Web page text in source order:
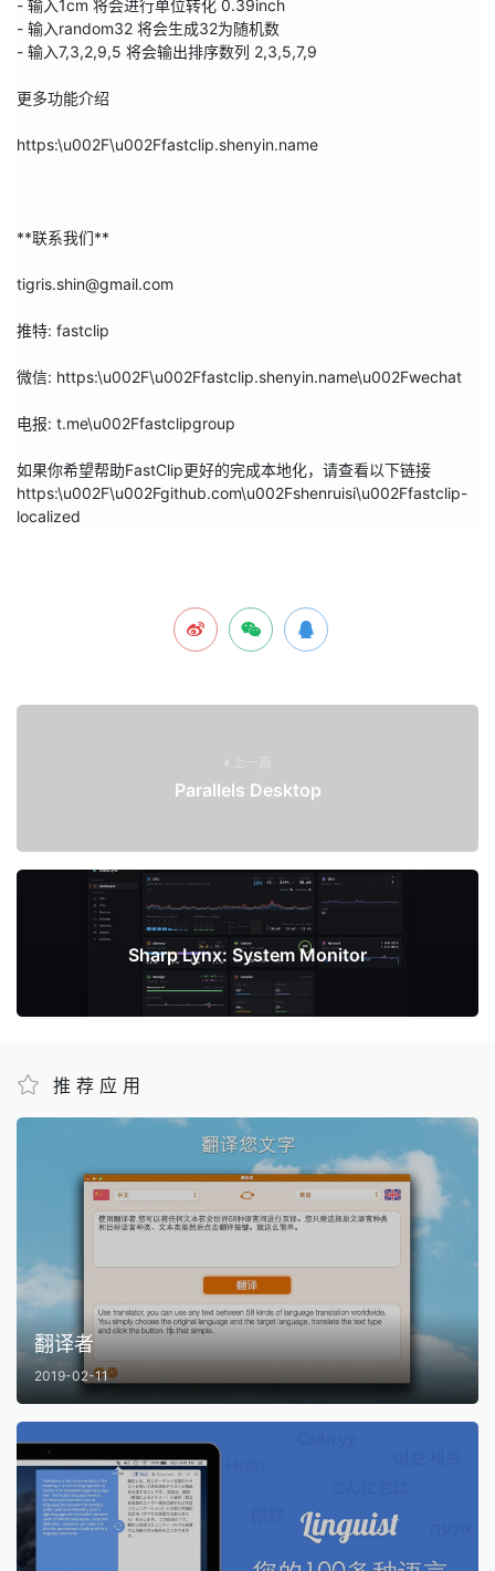
- 输入1cm 将会进行单位转化 0.39inch
- 输入random32 将会生成32为随机数
- 输入7,3,2,9,5 将会输出排序数列 2,3,5,7,9
更多功能介绍
https:\u002F\u002Ffastclip.shenyin.name
**联系我们**
tigris.shin@gmail.com
推特: fastclip
微信: https:\u002F\u002Ffastclip.shenyin.name\u002Fwechat
电报: t.me\u002Ffastclipgroup
如果你希望帮助FastClip更好的完成本地化，请查看以下链接
https:\u002F\u002Fgithub.com\u002Fshenruisi\u002Ffastclip-
localized
Parallels Desktop
Sharp Lynx: System Monitor
推荐应用
翻译者
2019-02-11